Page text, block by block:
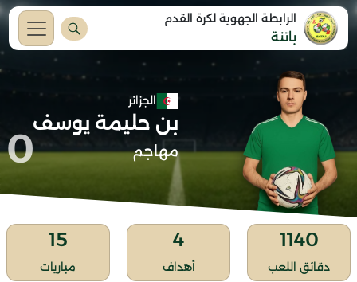
الرابطة الجهوية لكرة القدم
باتنة
الجزائر
بن حليمة يوسف
مهاجم 0
1140
دقائق اللعب
4
أهداف
15
مباريات